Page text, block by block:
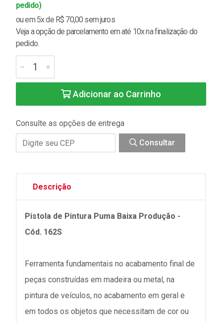
pedido)
ou em 5x de R$ 70,00 sem juros
Veja a opção de parcelamento em até 10x na finalização do
pedido.
Adicionar ao Carrinho
Consulte as opções de entrega
Consultar
Descrição
Pistola de Pintura Puma Baixa Produção -
Cód. 162S
Ferramenta fundamentais no acabamento final de
peças construídas em madeira ou metal, na
pintura de veículos, no acabamento em geral e
em todos os objetos que necessitam de cor ou